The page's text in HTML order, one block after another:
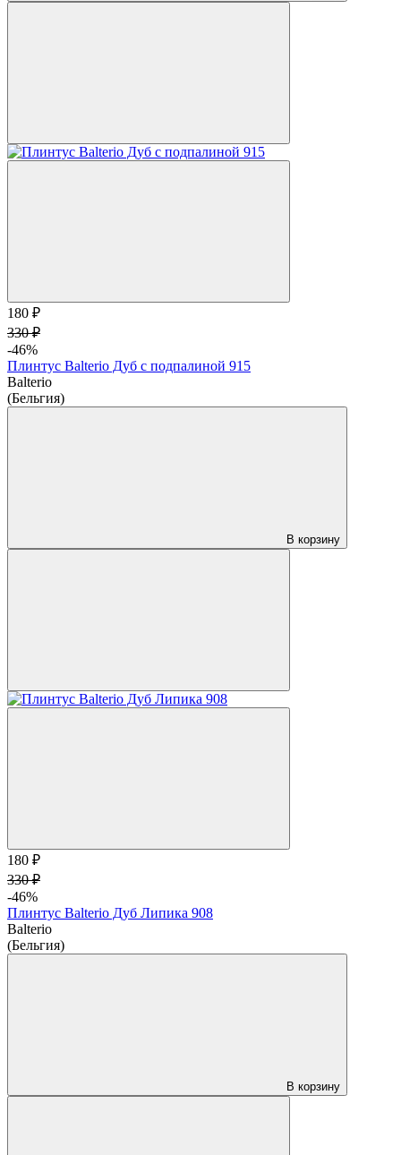
180 ₽
330 ₽
-46%
Плинтус Balterio Дуб с подпалиной 915
Balterio
(Бельгия)
В корзину
180 ₽
330 ₽
-46%
Плинтус Balterio Дуб Липика 908
Balterio
(Бельгия)
В корзину